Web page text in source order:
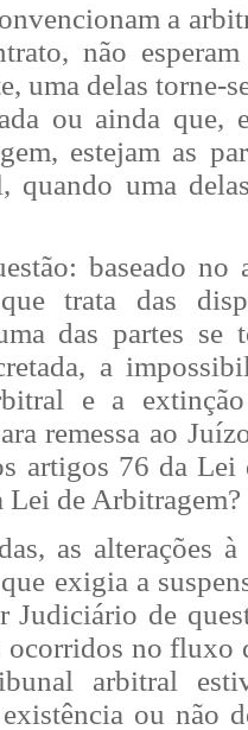
a
não
uma delas torne-
ou ainda que,
estejam as
quando uma
baseado no
trata das
das partes se
a
e a
remessa ao
artigos 76 da Lei
Lei de Arbitragem?
as alterações
exigia a
Judiciário de
no fluxo
arbitral
ou não